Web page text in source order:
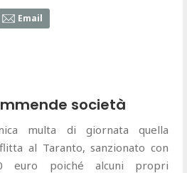
Email
società
multa di giornata quella
al Taranto, sanzionato con
euro poiché alcuni propri